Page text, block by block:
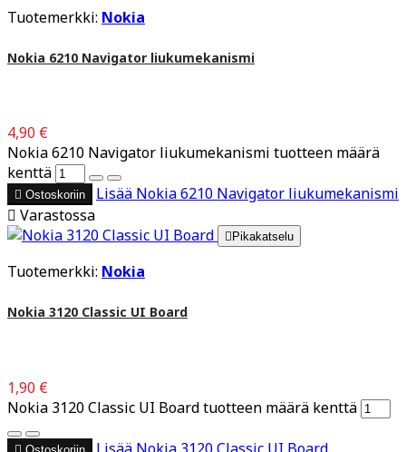
Tuotemerkki: Nokia
Nokia 6210 Navigator liukumekanismi
4,90 €
Nokia 6210 Navigator liukumekanismi tuotteen määrä
kenttä
 Ostoskoriin Lisää Nokia 6210 Navigator liukumekanismi
 Varastossa
 Pikakatselu
Tuotemerkki: Nokia
Nokia 3120 Classic UI Board
1,90 €
Nokia 3120 Classic UI Board tuotteen määrä kenttä